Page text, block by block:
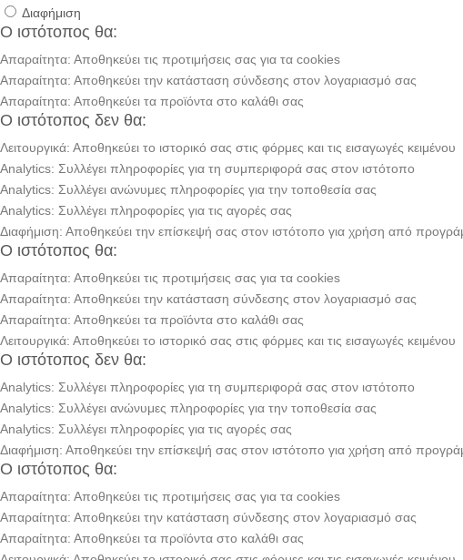
Διαφήμιση
Ο ιστότοπος θα:
Απαραίτητα: Αποθηκεύει τις προτιμήσεις σας για τα cookies
Απαραίτητα: Αποθηκεύει την κατάσταση σύνδεσης στον λογαριασμό σας
Απαραίτητα: Αποθηκεύει τα προϊόντα στο καλάθι σας
Ο ιστότοπος δεν θα:
Λειτουργικά: Αποθηκεύει το ιστορικό σας στις φόρμες και τις εισαγωγές κειμένου
Analytics: Συλλέγει πληροφορίες για τη συμπεριφορά σας στον ιστότοπο
Analytics: Συλλέγει ανώνυμες πληροφορίες για την τοποθεσία σας
Analytics: Συλλέγει πληροφορίες για τις αγορές σας
Διαφήμιση: Αποθηκεύει την επίσκεψή σας στον ιστότοπο για χρήση από
Ο ιστότοπος θα:
Απαραίτητα: Αποθηκεύει τις προτιμήσεις σας για τα cookies
Απαραίτητα: Αποθηκεύει την κατάσταση σύνδεσης στον λογαριασμό σας
Απαραίτητα: Αποθηκεύει τα προϊόντα στο καλάθι σας
Λειτουργικά: Αποθηκεύει το ιστορικό σας στις φόρμες και τις εισαγωγές κειμένου
Ο ιστότοπος δεν θα:
Analytics: Συλλέγει πληροφορίες για τη συμπεριφορά σας στον ιστότοπο
Analytics: Συλλέγει ανώνυμες πληροφορίες για την τοποθεσία σας
Analytics: Συλλέγει πληροφορίες για τις αγορές σας
Διαφήμιση: Αποθηκεύει την επίσκεψή σας στον ιστότοπο για χρήση από
Ο ιστότοπος θα:
Απαραίτητα: Αποθηκεύει τις προτιμήσεις σας για τα cookies
Απαραίτητα: Αποθηκεύει την κατάσταση σύνδεσης στον λογαριασμό σας
Απαραίτητα: Αποθηκεύει τα προϊόντα στο καλάθι σας